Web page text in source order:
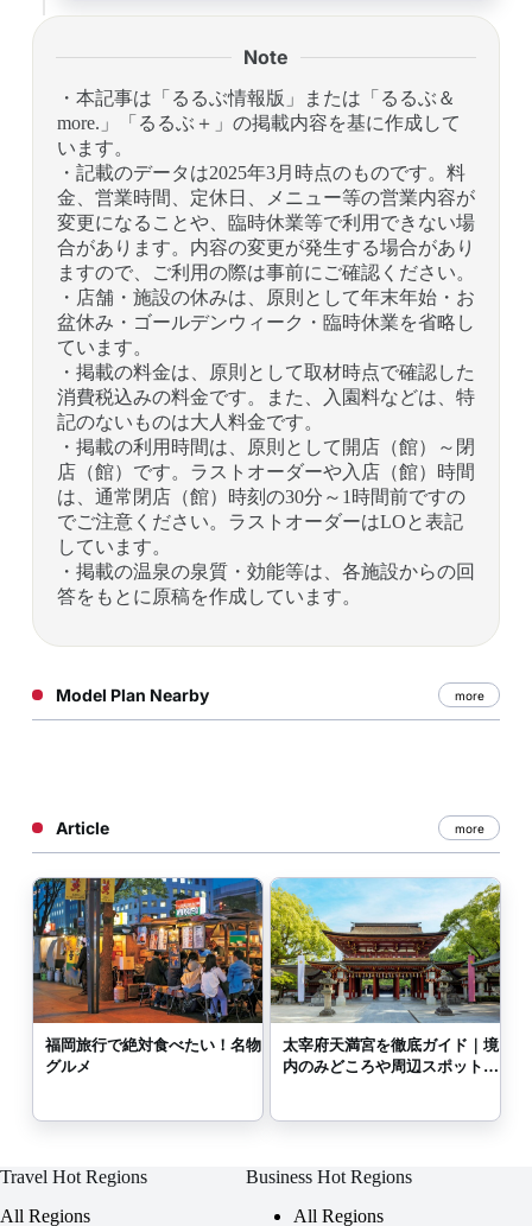
Note
・本記事は「るるぶ情報版」または「るるぶ＆
more.」「るるぶ＋」の掲載内容を基に作成して
います。
・記載のデータは2025年3月時点のものです。料
金、営業時間、定休日、メニュー等の営業内容が
変更になることや、臨時休業等で利用できない場
合があります。内容の変更が発生する場合があり
ますので、ご利用の際は事前にご確認ください。
・店舗・施設の休みは、原則として年末年始・お
盆休み・ゴールデンウィーク・臨時休業を省略し
ています。
・掲載の料金は、原則として取材時点で確認した
消費税込みの料金です。また、入園料などは、特
記のないものは大人料金です。
・掲載の利用時間は、原則として開店（館）～閉
店（館）です。ラストオーダーや入店（館）時間
は、通常閉店（館）時刻の30分～1時間前ですの
でご注意ください。ラストオーダーはLOと表記
しています。
・掲載の温泉の泉質・効能等は、各施設からの回
答をもとに原稿を作成しています。
Model Plan Nearby more
Article more
福岡旅行で絶対食べたい！名物
グルメ
太宰府天満宮を徹底ガイド｜境
内のみどころや周辺スポットも
Travel Hot Regions
All Regions
Business Hot Regions
All Regions